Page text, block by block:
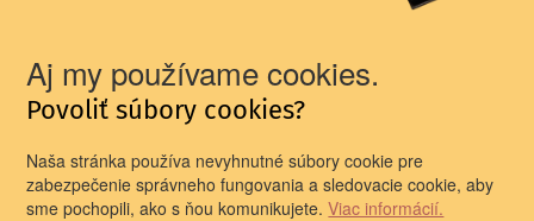
Aj my používame cookies.
Povoliť súbory cookies?
Naša stránka používa nevyhnutné súbory cookie pre
zabezpečenie správneho fungovania a sledovacie cookie, aby
sme pochopili, ako s ňou komunikujete.Viac informácií.
divadelníčky!
Prinášame vám newsletter, ktorého obsah sa orientuje na
informovanie o divadelnom dianí na Slovensku i v
E-mail